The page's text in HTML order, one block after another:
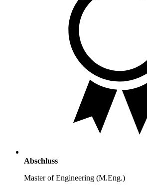
Abschluss
Master of Engineering (M.Eng.)